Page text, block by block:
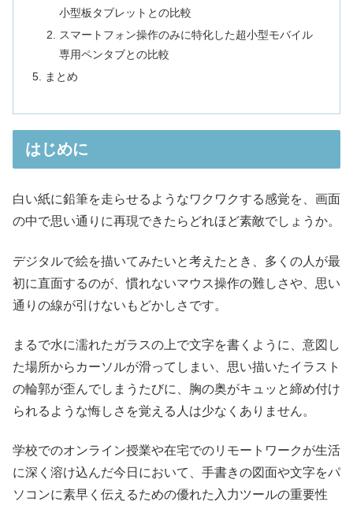
小型板タブレットとの比較
スマートフォン操作のみに特化した超小型モバイル
専用ペンタブとの比較
まとめ
はじめに
白い紙に鉛筆を走らせるようなワクワクする感覚を、画面
の中で思い通りに再現できたらどれほど素敵でしょうか。
デジタルで絵を描いてみたいと考えたとき、多くの人が最
初に直面するのが、慣れないマウス操作の難しさや、思い
通りの線が引けないもどかしさです。
まるで水に濡れたガラスの上で文字を書くように、意図し
た場所からカーソルが滑ってしまい、思い描いたイラスト
の輪郭が歪んでしまうたびに、胸の奥がキュッと締め付け
られるような悔しさを覚える人は少なくありません。
学校でのオンライン授業や在宅でのリモートワークが生活
に深く溶け込んだ今日において、手書きの図面や文字をパ
ソコンに素早く伝えるための優れた入力ツールの重要性